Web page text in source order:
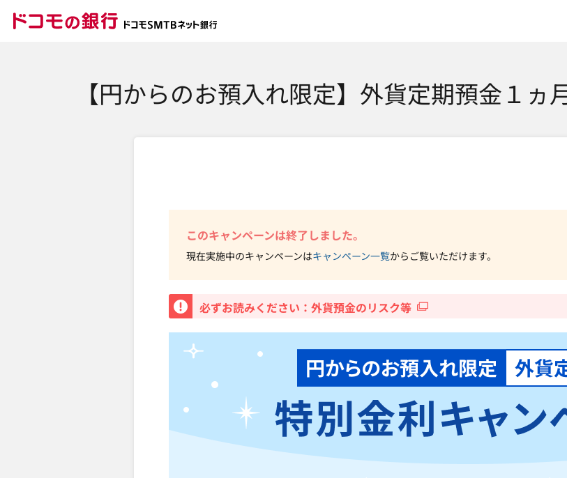
【円からのお預入れ限定】外貨定期預金１
このキャンペーンは終了しました。
現在実施中のキャンペーンはキャンペーン一覧からご覧いただけます。
重要
必ずお読みください：外貨預金のリスク等